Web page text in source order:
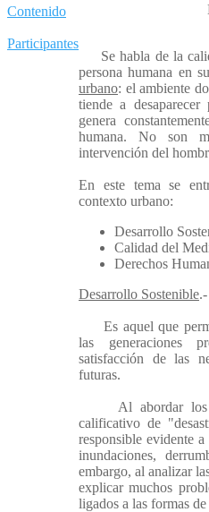
Contenido
Participantes
Se habla de la
persona humana en
urbano: el ambiente
tiende a
genera
humana. No son
intervención del
En este tema se
contexto urbano:
Desarrollo
Calidad del
Derechos
Desarrollo Sostenible.-
Es aquel que
las generaciones
satisfacción de las
futuras.
Al abordar los
calificativo de
responsible evidente
inundaciones,
embargo, al analizar
explicar muchos
ligados a las formas